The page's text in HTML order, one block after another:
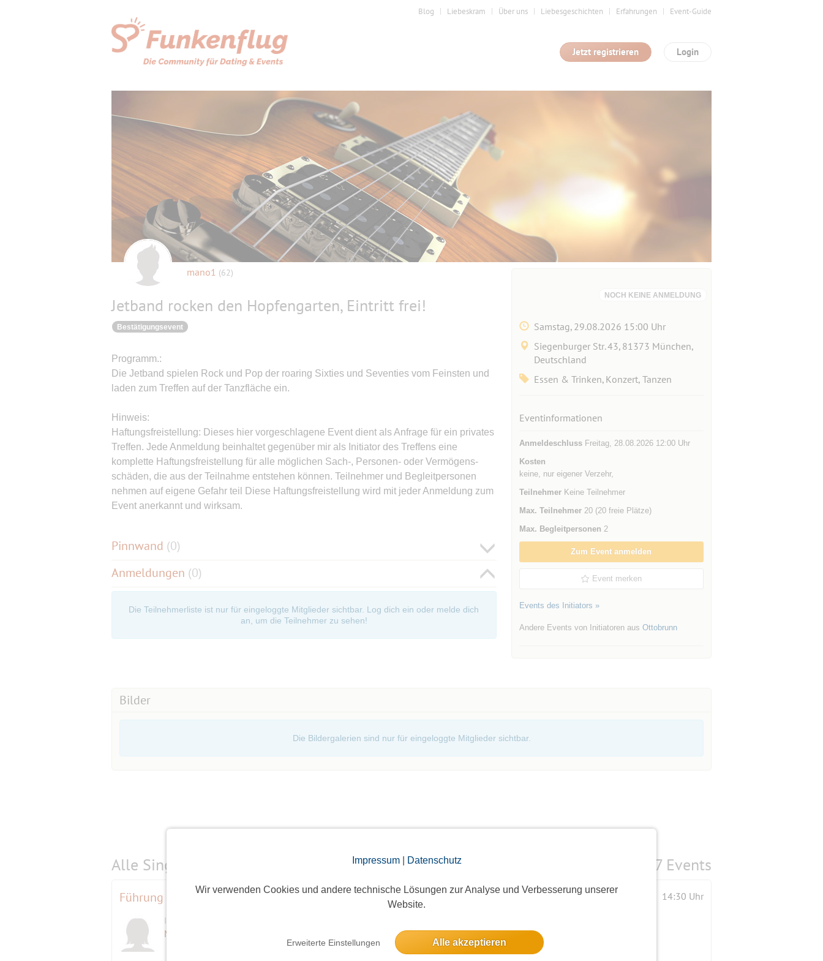
Impressum| Datenschutz
Wir verwenden Cookies und andere technische Lösungen zur Analyse und Verbesserung unserer
Website.
Erweiterte Einstellungen Alle akzeptieren
Blog Liebeskram Über uns Liebesgeschichten Erfahrungen Event-Guide
Login
Jetzt registrieren
mano1 (62)
Jetband rocken den Hopfengarten, Eintritt frei!
Bestätigungsevent
Programm.:
Die Jetband spielen Rock und Pop der roaring Sixties und Seventies vom Feinsten und
laden zum Treffen auf der Tanzfläche ein.
Hinweis:
Haftungsfreistellung: Dieses hier vorgeschlagene Event dient als Anfrage für ein privates
Treffen. Jede Anmeldung beinhaltet gegenüber mir als Initiator des Treffens eine
komplette Haftungsfreistellung für alle möglichen Sach-, Personen- oder Vermögens-
schäden, die aus der Teilnahme entstehen können. Teilnehmer und Begleitpersonen
nehmen auf eigene Gefahr teil Diese Haftungsfreistellung wird mit jeder Anmeldung zum
Event anerkannt und wirksam.
Pinnwand (0)
Anmeldungen (0)
Die Teilnehmerliste ist nur für eingeloggte Mitglieder sichtbar. Log dich ein oder melde dich
an, um die Teilnehmer zu sehen!
NOCH KEINE ANMELDUNG
Samstag, 29.08.2026 15:00 Uhr
Siegenburger Str. 43, 81373 München,
Deutschland
Essen & Trinken, Konzert, Tanzen
Eventinformationen
AnmeldeschlussFreitag, 28.08.2026 12:00 Uhr
Kosten
keine, nur eigener Verzehr,
TeilnehmerKeine Teilnehmer
Max. Teilnehmer20 (20 freie Plätze)
Max. Begleitpersonen 2
Zum Event anmelden
Event merken
Events des Initiators »
Andere Events von Initiatoren aus Ottobrunn
Bilder
Die Bildergalerien sind nur für eingeloggte Mitglieder sichtbar.
Alle Single-Events am 7 Events
Führung im Buddhistischen Tempel Berlin 14:30 Uhr
Initiatorin
Marion